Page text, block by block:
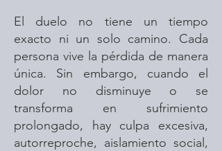
El duelo no tiene un tiempo
exacto ni un solo camino. Cada
persona vive la pérdida de manera
única. Sin embargo, cuando el
dolor no disminuye o se
transforma en sufrimiento
prolongado, hay culpa excesiva,
autorreproche, aislamiento social,